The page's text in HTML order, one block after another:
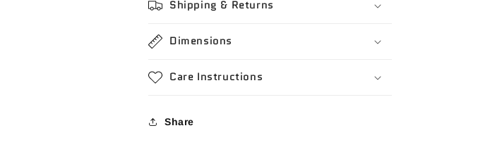
Shipping & Returns
Dimensions
Care Instructions
Share